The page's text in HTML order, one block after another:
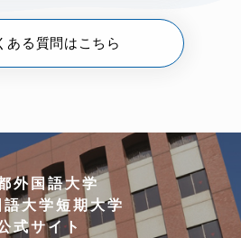
ある質問はこちら
外国語大学
語大学短期大学
式サイト